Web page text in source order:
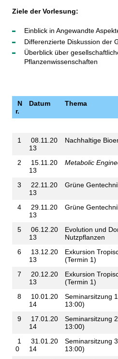
Ziele der Vorlesung:
Einblick in Angewandte
Differenzierte Diskussion der
Überblick über
Pflanzenwissenschaften
N
r.
Datum Thema
1
08.11.20
13
Nachhaltige
2
15.11.20
13
Metabolic
3
22.11.20
13
Grüne
4
29.11.20
13
Grüne
5
06.12.20
13
Evolution und
Nutzpflanzen
6
13.12.20
13
Exkursion
(Termin 1)
7
20.12.20
13
Exkursion
(Termin 1)
8
10.01.20
14
Seminarsitzung
13:00)
9
17.01.20
14
Seminarsitzung
13:00)
1
0
31.01.20
14
Seminarsitzung
13:00)